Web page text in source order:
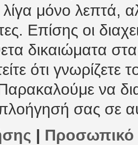
λίγα μόνο λεπτά,
Επίσης οι
δικαιώματα
ότι γνωρίζετε
Παρακαλούμε να
σας σε
|